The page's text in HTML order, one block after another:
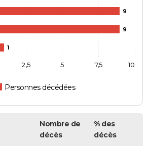
9
9
1
Personnes décédées
10
2,5 5 7,5
Nombre de
décès
% des
décès